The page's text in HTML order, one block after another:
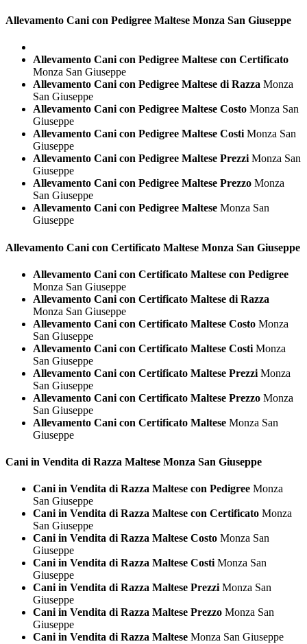
Allevamento Cani con Pedigree Maltese Monza San Giuseppe
Allevamento Cani con Pedigree Maltese con Certificato
Monza San Giuseppe
Allevamento Cani con Pedigree Maltese di Razza Monza
San Giuseppe
Allevamento Cani con Pedigree Maltese Costo Monza San
Giuseppe
Allevamento Cani con Pedigree Maltese Costi Monza San
Giuseppe
Allevamento Cani con Pedigree Maltese Prezzi Monza San
Giuseppe
Allevamento Cani con Pedigree Maltese Prezzo Monza
San Giuseppe
Allevamento Cani con Pedigree Maltese Monza San
Giuseppe
Allevamento Cani con Certificato Maltese Monza San Giuseppe
Allevamento Cani con Certificato Maltese con Pedigree
Monza San Giuseppe
Allevamento Cani con Certificato Maltese di Razza
Monza San Giuseppe
Allevamento Cani con Certificato Maltese Costo Monza
San Giuseppe
Allevamento Cani con Certificato Maltese Costi Monza
San Giuseppe
Allevamento Cani con Certificato Maltese Prezzi Monza
San Giuseppe
Allevamento Cani con Certificato Maltese Prezzo Monza
San Giuseppe
Allevamento Cani con Certificato Maltese Monza San
Giuseppe
Cani in Vendita di Razza Maltese Monza San Giuseppe
Cani in Vendita di Razza Maltese con Pedigree Monza
San Giuseppe
Cani in Vendita di Razza Maltese con Certificato Monza
San Giuseppe
Cani in Vendita di Razza Maltese Costo Monza San
Giuseppe
Cani in Vendita di Razza Maltese CostiMonza San
Giuseppe
Cani in Vendita di Razza Maltese PrezziMonza San
Giuseppe
Cani in Vendita di Razza Maltese Prezzo Monza San
Giuseppe
Cani in Vendita di Razza Maltese Monza San Giuseppe